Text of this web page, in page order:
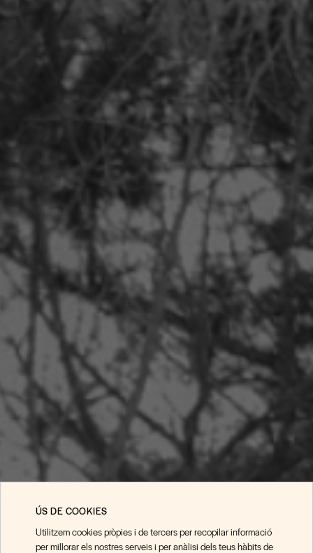
ÚS DE COOKIES
Utilitzem cookies pròpies i de tercers per recopilar informació
per millorar els nostres serveis i per anàlisi dels teus hàbits de